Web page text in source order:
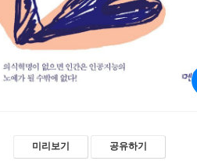
미리보기 공유하기